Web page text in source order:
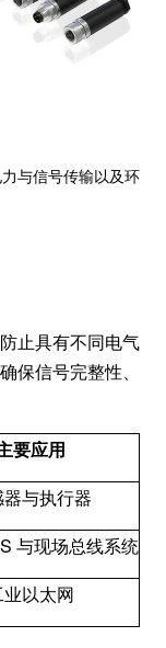
与信号传输以及环
止具有不同电气
保信号完整性、
要应用
与执行器
与现场总线系统
以太网